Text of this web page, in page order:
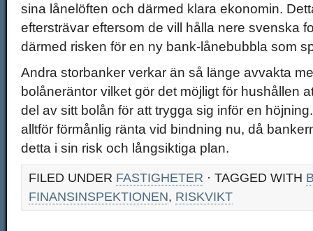
sina lånelöften och därmed klara ekonomin.
eftersträvar eftersom de vill hålla nere svenska
därmed risken för en ny bank-lånebubbla som
Andra storbanker verkar än så länge avvakta
bolåneräntor vilket gör det möjligt för hushållen
del av sitt bolån för att trygga sig inför en
alltför förmånlig ränta vid bindning nu, då
detta i sin risk och långsiktiga plan.
FILED UNDER FASTIGHETER · TAGGED WITH
FINANSINSPEKTIONEN, RISKVIKT